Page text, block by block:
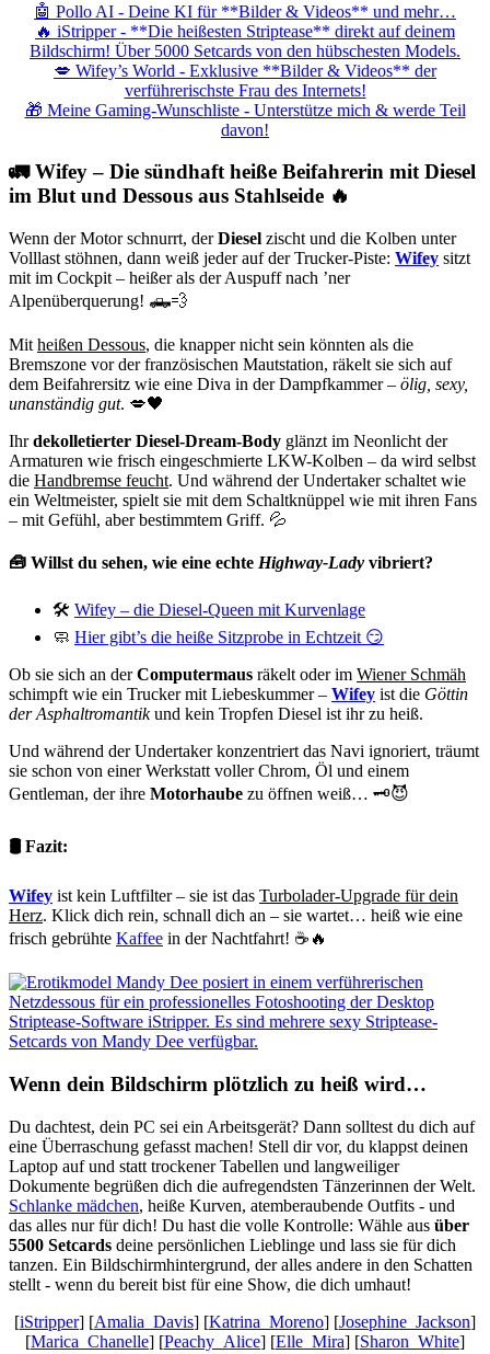
🤖 Pollo AI - Deine KI für **Bilder & Videos** und mehr…
🔥 iStripper - **Die heißesten Striptease** direkt auf deinem
Bildschirm! Über 5000 Setcards von den hübschesten Models.
💋 Wifey’s World - Exklusive **Bilder & Videos** der
verführerischste Frau des Internets!
🎁 Meine Gaming-Wunschliste - Unterstütze mich & werde Teil
davon!
🚛 Wifey – Die sündhaft heiße Beifahrerin mit Diesel
im Blut und Dessous aus Stahlseide 🔥
Wenn der Motor schnurrt, derDiesel zischt und die Kolben unter
Volllast stöhnen, dann weiß jeder auf der Trucker-Piste: Wifey sitzt
mit im Cockpit – heißer als der Auspuff nach ’ner
Alpenüberquerung! 🛻💨
Mit heißen Dessous, die knapper nicht sein könnten als die
Bremszone vor der französischen Mautstation, räkelt sie sich auf
dem Beifahrersitz wie eine Diva in der Dampfkammer – ölig, sexy,
unanständig gut. 💋🖤
Ihrdekolletierter Diesel-Dream-Body glänzt im Neonlicht der
Armaturen wie frisch eingeschmierte LKW-Kolben – da wird selbst
die Handbremse feucht. Und während der Undertaker schaltet wie
ein Weltmeister, spielt sie mit dem Schaltknüppel wie mit ihren Fans
– mit Gefühl, aber bestimmtem Griff. 💦
🧰 Willst du sehen, wie eine echte Highway-Lady vibriert?
🛠️ Wifey – die Diesel-Queen mit Kurvenlage
🧼 Hier gibt’s die heiße Sitzprobe in Echtzeit 😏
Ob sie sich an derComputermaus räkelt oder im Wiener Schmäh
schimpft wie ein Trucker mit Liebeskummer – Wifey ist die Göttin
der Asphaltromantikund kein Tropfen Diesel ist ihr zu heiß.
Und während der Undertaker konzentriert das Navi ignoriert, träumt
sie schon von einer Werkstatt voller Chrom, Öl und einem
Gentleman, der ihre Motorhaube zu öffnen weiß… 🗝️😈
🛢️ Fazit:
Wifey ist kein Luftfilter – sie ist das Turbolader-Upgrade für dein
Herz. Klick dich rein, schnall dich an – sie wartet… heiß wie eine
frisch gebrühte Kaffee in der Nachtfahrt! ☕🔥
Wenn dein Bildschirm plötzlich zu heiß wird…
Du dachtest, dein PC sei ein Arbeitsgerät? Dann solltest du dich auf
eine Überraschung gefasst machen! Stell dir vor, du klappst deinen
Laptop auf und statt trockener Tabellen und langweiliger
Dokumente begrüßen dich die aufregendsten Tänzerinnen der Welt.
Schlanke mädchen, heiße Kurven, atemberaubende Outfits - und
das alles nur für dich! Du hast die volle Kontrolle: Wähle aus über
5500 Setcards deine persönlichen Lieblinge und lass sie für dich
tanzen. Ein Bildschirmhintergrund, der alles andere in den Schatten
stellt - wenn du bereit bist für eine Show, die dich umhaut!
[iStripper] [Amalia_Davis] [Katrina_Moreno] [Josephine_Jackson]
[Marica_Chanelle] [Peachy_Alice] [Elle_Mira] [Sharon_White]